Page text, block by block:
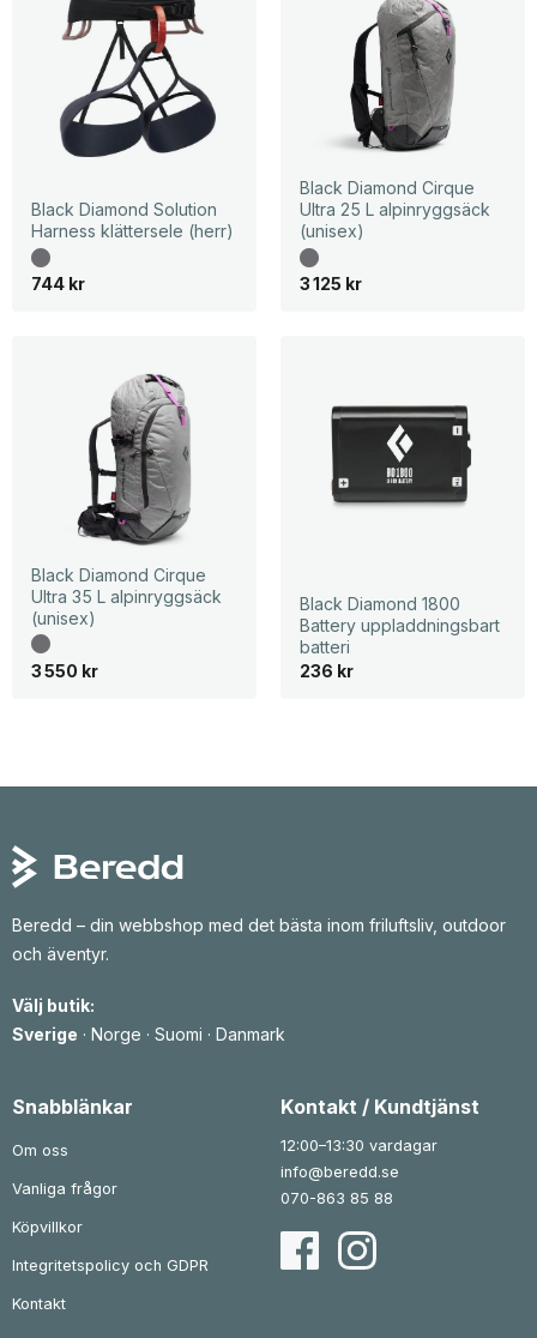
Black Diamond Solution
Harness klättersele (herr)
744 kr
Black Diamond Cirque
Ultra 25 L alpinryggsäck
(unisex)
3 125 kr
Black Diamond Cirque
Ultra 35 L alpinryggsäck
(unisex)
3 550 kr
Black Diamond 1800
Battery uppladdningsbart
batteri
236 kr
Beredd – din webbshop med det bästa inom friluftsliv, outdoor
och äventyr.
Välj butik:
Sverige · Norge · Suomi · Danmark
Snabblänkar
Om oss
Vanliga frågor
Köpvillkor
Integritetspolicy och GDPR
Kontakt
Kontakt / Kundtjänst
12:00–13:30 vardagar
info@beredd.se
070-863 85 88